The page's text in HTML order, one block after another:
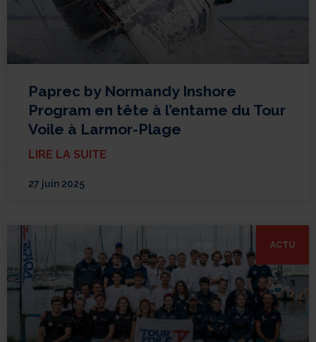
Paprec by Normandy Inshore
Program en tête à l’entame du Tour
Voile à Larmor-Plage
LIRE LA SUITE
27 juin 2025
ACTU